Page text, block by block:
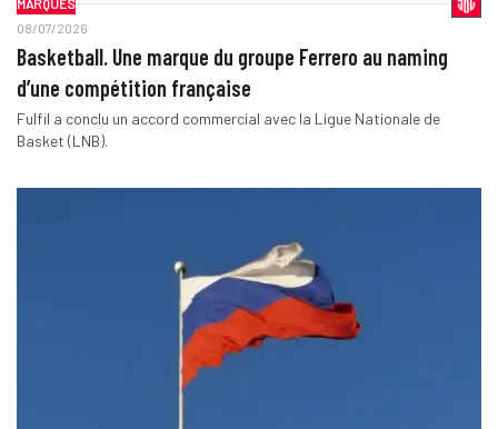
08/07/2026
Basketball. Une marque du groupe Ferrero au naming
d’une compétition française
Fulfil a conclu un accord commercial avec la Ligue Nationale de
Basket (LNB).